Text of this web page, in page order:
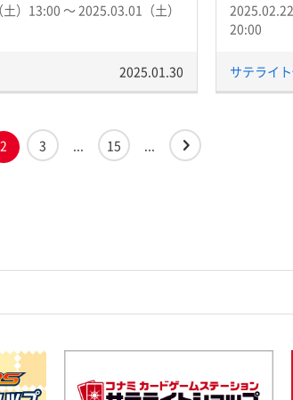
）13:00 〜 2025.03.01（土）
2025.01.30
20:00
サテライ
2 3 ... 15 ...